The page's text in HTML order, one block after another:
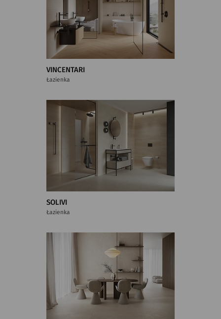
VINCENTARI
Łazienka
SOLIVI
Łazienka